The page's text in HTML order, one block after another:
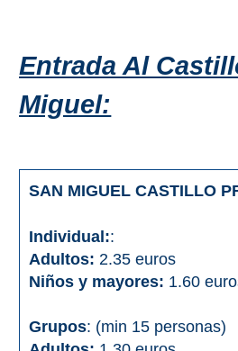
Entrada Al
Miguel:
SAN MIGUEL CASTILLO
Individual::
Adultos: 2.35 euros
Niños y mayores: 1.60
Grupos: (min 15 personas)